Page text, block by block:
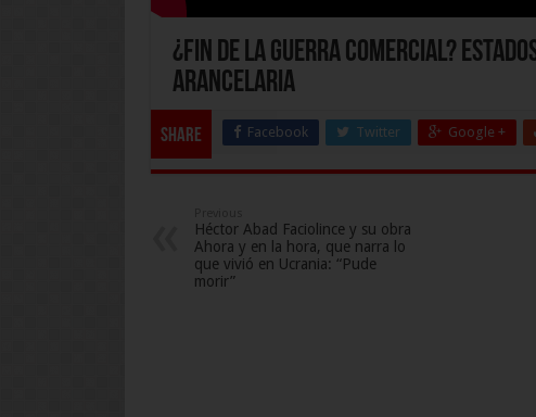
¿Fin de la guerra comercial?
arancelaria
Share Facebook Twitter Google +
Héctor Abad Faciolince y su obra
Ahora y en la hora, que narra lo
que vivió en Ucrania: “Pude
morir”